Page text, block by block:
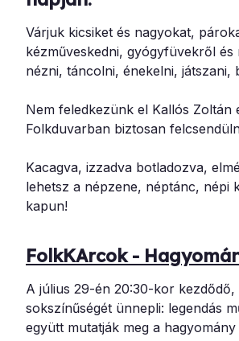
Várjuk kicsiket és nagyokat,
kézműveskedni, gyógyfüvekről
nézni, táncolni, énekelni, játszani,
Nem feledkezünk el Kallós Zoltán
Folkduvarban biztosan
Kacagva, izzadva botladozva,
lehetsz a népzene, néptánc, népi
kapun!
FolkKArcok -
A július 29-én 20:30-kor
sokszínűségét ünnepli: legendás
együtt mutatják meg a